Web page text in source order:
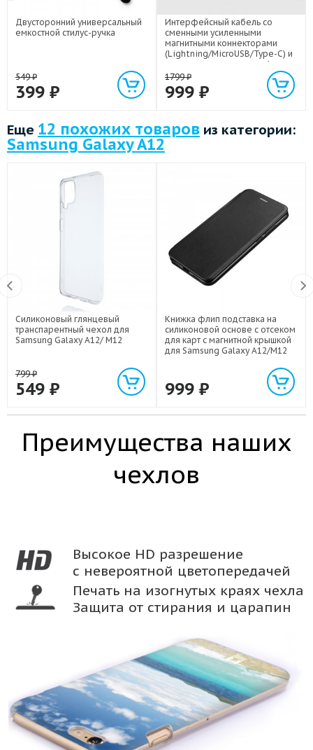
Двусторонний универсальный
емкостной стилус-ручка
549₽
399 ₽
Интерфейсный кабель со
сменными усиленными
магнитными коннекторами
(Lightning/MicroUSB/Type-C) и
световым индикатором 1м
1799₽
999 ₽
Еще 12 похожих товаров из категории:
Samsung Galaxy A12
Силиконовый глянцевый
транспарентный чехол для
Samsung Galaxy A12/ M12
799₽
549 ₽
Книжка флип подставка на
силиконовой основе с отсеком
для карт с магнитной крышкой
для Samsung Galaxy A12/M12
999 ₽
Преимущества наших
чехлов
Высокое HD разрешение
с невероятной цветопередачей
Печать на изогнутых краях чехла
Защита от стирания и царапин